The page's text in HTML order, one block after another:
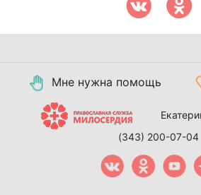
Мне нужна помощь
(343) 200-07-04